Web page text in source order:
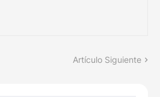
Artículo Siguiente